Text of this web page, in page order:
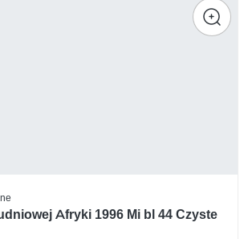
Afryki 1996 Mi bl 44 Czyste